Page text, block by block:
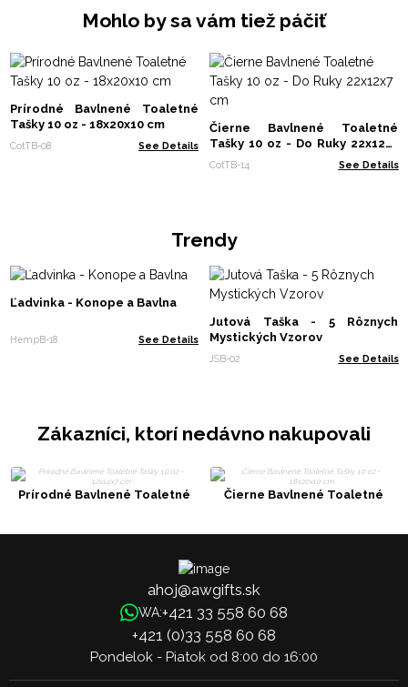
Mohlo by sa vám tiež páčiť
Prírodné Bavlnené Toaletné
Tašky 10 oz - 18x20x10 cm
CotTB-08 See Details
Čierne Bavlnené Toaletné
Tašky 10 oz - Do Ruky 22x12x7
cm
CotTB-14 See Details
Trendy
Ľadvinka - Konope a Bavlna
HempB-18 See Details
Jutová Taška - 5 Rôznych
Mystických Vzorov
JSB-02 See Details
Zákazníci, ktorí nedávno nakupovali
Prírodné Bavlnené Toaletné
Čierne Bavlnené Toaletné
ahoj@awgifts.sk
WA:+421 33 558 60 68
+421 (0)33 558 60 68
Pondelok - Piatok od 8:00 do 16:00